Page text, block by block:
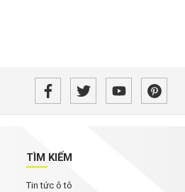
TÌM KIẾM
Tin tức ô tô